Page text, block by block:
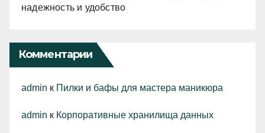
надежность и удобство
Комментарии
admin к Пилки и бафы для мастера маникюра
admin к Корпоративные хранилища данных